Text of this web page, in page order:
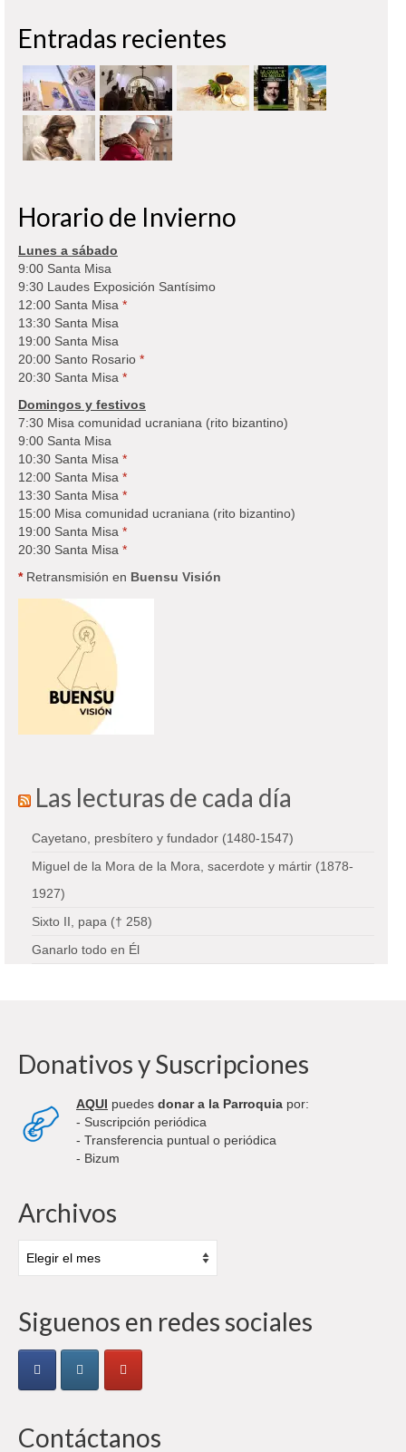
Entradas recientes
Horario de Invierno
Lunes a sábado
9:00 Santa Misa
9:30 Laudes Exposición Santísimo
12:00 Santa Misa *
13:30 Santa Misa
19:00 Santa Misa
20:00 Santo Rosario *
20:30 Santa Misa *
Domingos y festivos
7:30 Misa comunidad ucraniana (rito bizantino)
9:00 Santa Misa
10:30 Santa Misa *
12:00 Santa Misa *
13:30 Santa Misa *
15:00 Misa comunidad ucraniana (rito bizantino)
19:00 Santa Misa *
20:30 Santa Misa *
*Retransmisión en Buensu Visión
Las lecturas de cada día
Cayetano, presbítero y fundador (1480-1547)
Miguel de la Mora de la Mora, sacerdote y mártir (1878-
1927)
Sixto II, papa († 258)
Ganarlo todo en Él
Donativos y Suscripciones
AQUI puedes donar a la Parroquia por:
- Suscripción periódica
- Transferencia puntual o periódica
- Bizum
Archivos
Siguenos en redes sociales
Contáctanos